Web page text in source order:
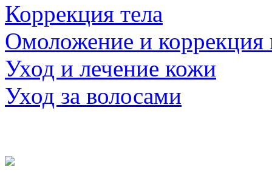
Коррекция тела
Омоложение и коррекция
Уход и лечение кожи
Уход за волосами